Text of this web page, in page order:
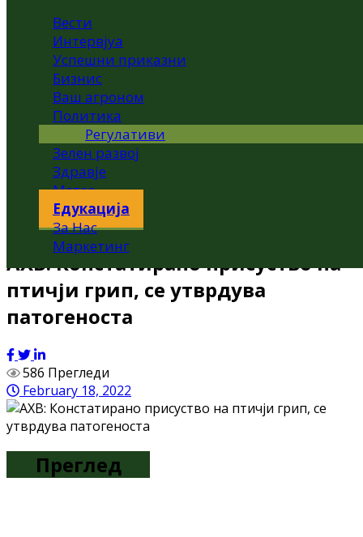
Вести
Интервјуа
Успешни приказни
Бизнис
Ваш агроном
Политика
Регулативи
Зелен развој
Здравје
Метео
Едукација
За Нас
Маркетинг
АХВ: Констатирано присуство на
птичји грип, се утврдува
патогеноста
586 Прегледи
February 18, 2022
Преглед